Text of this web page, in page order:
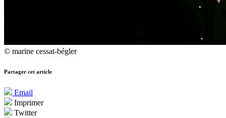
© marine cessat-bégler
Partager cet article
Email
Imprimer
Twitter